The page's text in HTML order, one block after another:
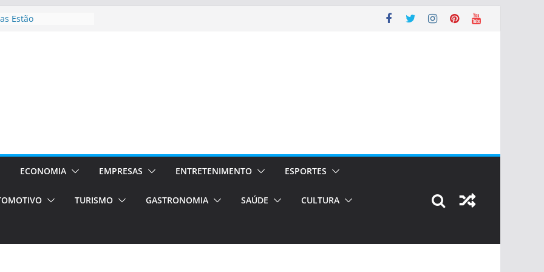
Estão
em Porto
de transfer,
de alto padrão
bolsas –
para o segundo
únicas e
de volta!
ECONOMIA EMPRESAS ENTRETENIMENTO ESPORTES
TURISMO GASTRONOMIA SAÚDE CULTURA